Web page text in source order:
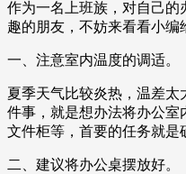
作为一名上班族，对自己
趣的朋友，不妨来看看小编
一、注意室内温度的调适。
夏季天气比较炎热，温差
件事，就是想办法将办公室
文件柜等，首要的任务就是
二、建议将办公桌摆放好。